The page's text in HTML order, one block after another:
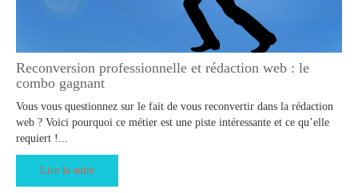
Reconversion professionnelle et rédaction web : le
combo gagnant
Vous vous questionnez sur le fait de vous reconvertir dans la rédaction
web ? Voici pourquoi ce métier est une piste intéressante et ce qu’elle
requiert !...
Lire la suite